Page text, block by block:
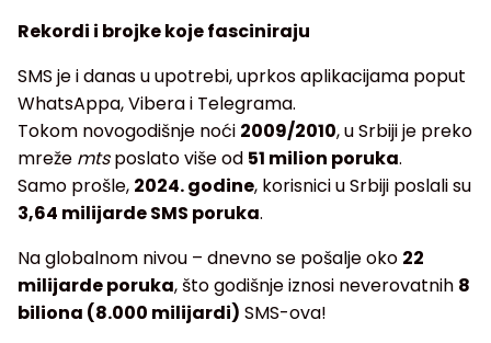
Rekordi i brojke koje fasciniraju
SMS je i danas u upotrebi, uprkos aplikacijama poput
WhatsAppa, Vibera i Telegrama.
Tokom novogodišnje noći 2009/2010, u Srbiji je preko
mreže mtsposlato više od 51 milion poruka.
Samo prošle, 2024. godine, korisnici u Srbiji poslali su
3,64 milijarde SMS poruka.
Na globalnom nivou – dnevno se pošalje oko 22
milijarde poruka, što godišnje iznosi neverovatnih 8
biliona (8.000 milijardi) SMS-ova!